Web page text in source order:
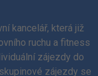
kancelář, která již
ruchu a fitness
zájezdy do
zájezdy se